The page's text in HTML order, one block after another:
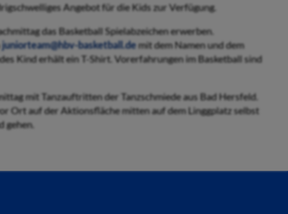
Angebot für die Kids zur Verfügung.
das Basketball Spielabzeichen erwerben.
juniorteam@hbv-basketball.demit dem Namen und dem
Kind erhält ein T-Shirt. Vorerfahrungen im Basketball sind
mit Tanzauftritten der Tanzschmiede aus Bad Hersfeld.
Ort auf der Aktionsfläche mitten auf dem Linggplatz selbst
gehen.